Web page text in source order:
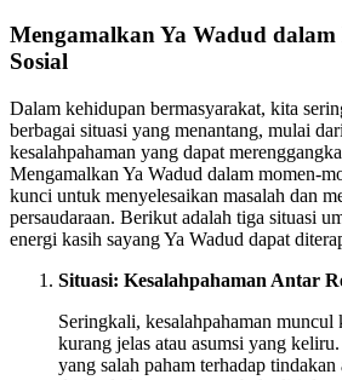
Mengamalkan Ya Wadud dalam
Sosial
Dalam kehidupan bermasyarakat, kita
berbagai situasi yang menantang, mulai
kesalahpahaman yang dapat
Mengamalkan Ya Wadud dalam momen-
kunci untuk menyelesaikan masalah dan
persaudaraan. Berikut adalah tiga situasi
energi kasih sayang Ya Wadud dapat
Situasi: Kesalahpahaman Antar
Seringkali, kesalahpahaman
kurang jelas atau asumsi yang
yang salah paham terhadap